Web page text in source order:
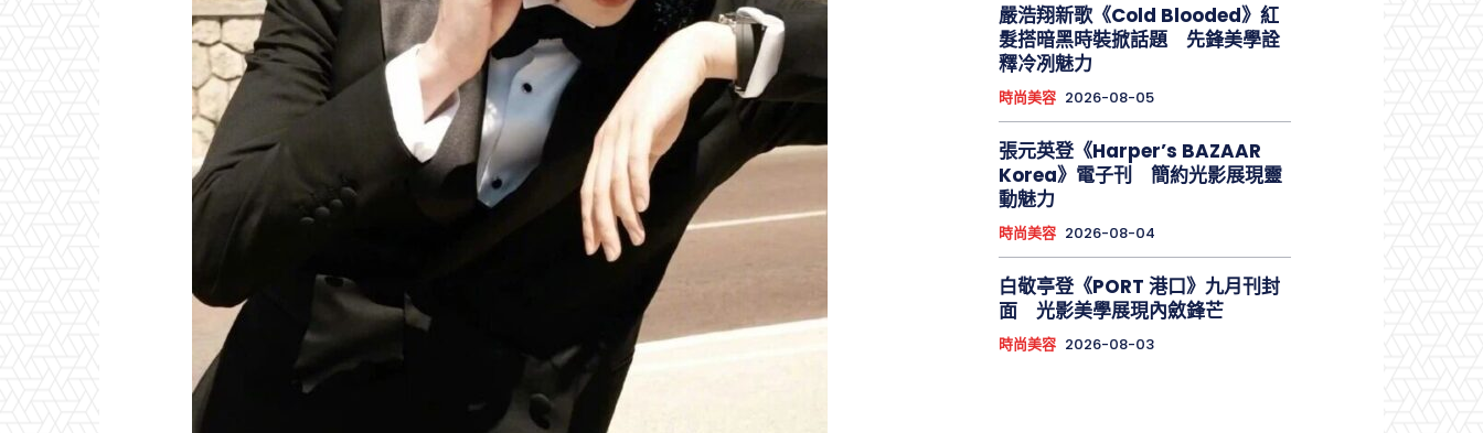
嚴浩翔新歌《Cold Blooded》紅
髮搭暗黑時裝掀話題 先鋒美學詮
釋冷冽魅力
時尚美容 2026-08-05
張元英登《Harper’s BAZAAR
Korea》電子刊 簡約光影展現靈
動魅力
時尚美容 2026-08-04
白敬亭登《PORT 港口》九月刊封
面 光影美學展現內斂鋒芒
時尚美容 2026-08-03